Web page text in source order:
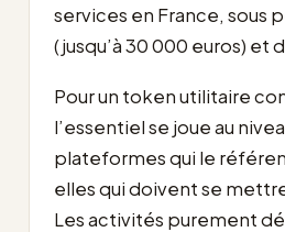
services en France, sous
(jusqu’à 30 000 euros) et
Pour un token utilitaire
l’essentiel se joue au
plateformes qui le
elles qui doivent se
Les activités purement